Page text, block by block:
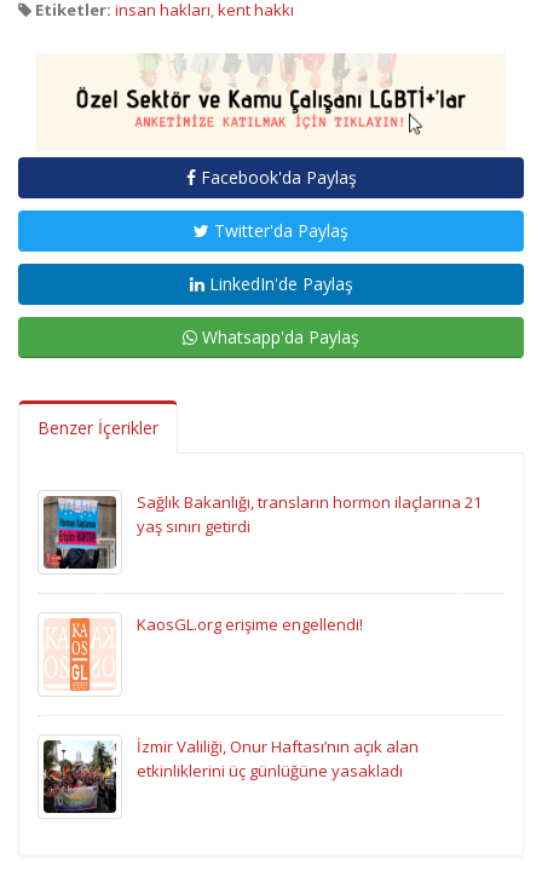
Etiketler: insan hakları,kent hakkı
Facebook'da Paylaş
Twitter'da Paylaş
LinkedIn'de Paylaş
Whatsapp'da Paylaş
Benzer İçerikler
Sağlık Bakanlığı, transların hormon ilaçlarına 21
yaş sınırı getirdi
KaosGL.org erişime engellendi!
İzmir Valiliği, Onur Haftası’nın açık alan
etkinliklerini üç günlüğüne yasakladı